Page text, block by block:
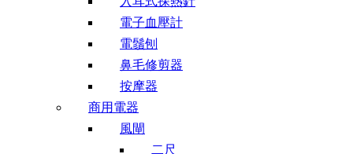
電子血壓計
電鬚刨
鼻毛修剪器
按摩器
商用電器
風閘
二尺